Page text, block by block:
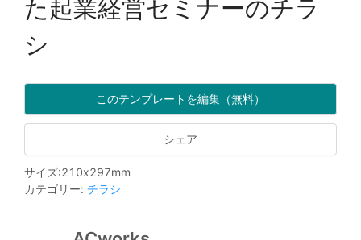
た起業経営セミナーのチラ
シ
このテンプレートを編集（無料）
シェア
サイズ:210x297mm
カテゴリー: チラシ